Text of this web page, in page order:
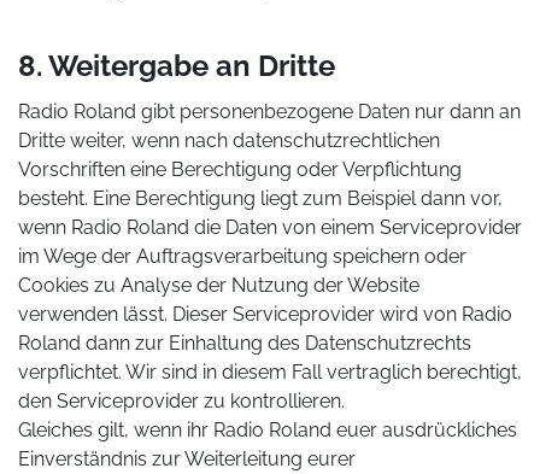
8. Weitergabe an Dritte
Radio Roland gibt personenbezogene Daten nur dann an
Dritte weiter, wenn nach datenschutzrechtlichen
Vorschriften eine Berechtigung oder Verpflichtung
besteht. Eine Berechtigung liegt zum Beispiel dann vor,
wenn Radio Roland die Daten von einem Serviceprovider
im Wege der Auftragsverarbeitung speichern oder
Cookies zu Analyse der Nutzung der Website
verwenden lässt. Dieser Serviceprovider wird von Radio
Roland dann zur Einhaltung des Datenschutzrechts
verpflichtet. Wir sind in diesem Fall vertraglich berechtigt,
den Serviceprovider zu kontrollieren.
Gleiches gilt, wenn ihr Radio Roland euer ausdrückliches
Einverständnis zur Weiterleitung eurer